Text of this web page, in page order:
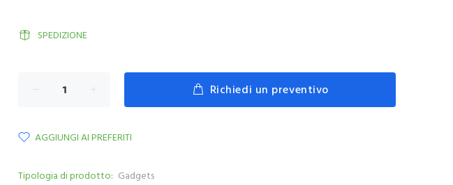
SPEDIZIONE
Richiedi un preventivo
AGGIUNGI AI PREFERITI
Tipologia di prodotto: Gadgets